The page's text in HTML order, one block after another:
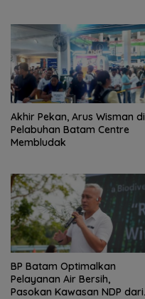
Akhir Pekan, Arus Wisman di
Pelabuhan Batam Centre
Membludak
BP Batam Optimalkan
Pelayanan Air Bersih,
Pasokan Kawasan NDP dari